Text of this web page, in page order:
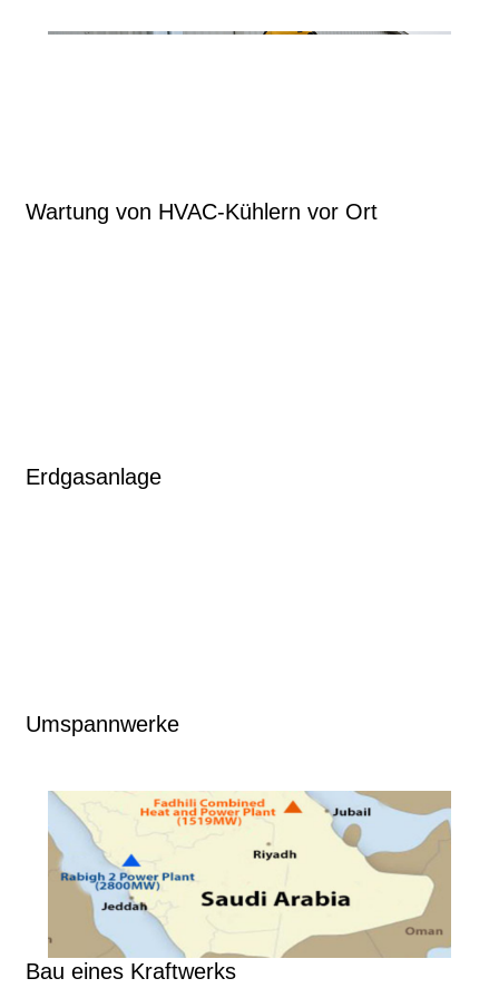
Wartung von HVAC-Kühlern vor Ort
Erdgasanlage
Umspannwerke
Bau eines Kraftwerks